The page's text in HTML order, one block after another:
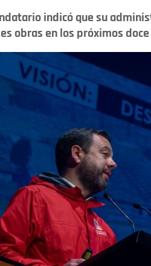
indicó que su
obras en los próximos